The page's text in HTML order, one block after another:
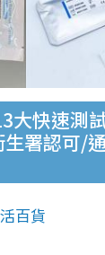
大快速測
署認可/
百貨